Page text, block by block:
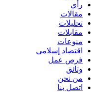
رأي
مقالات
تحليلات
مقابلات
منوعات
اقتصاد إسلامي
فرص عمل
وثائق
من نحن
اتصل بنا